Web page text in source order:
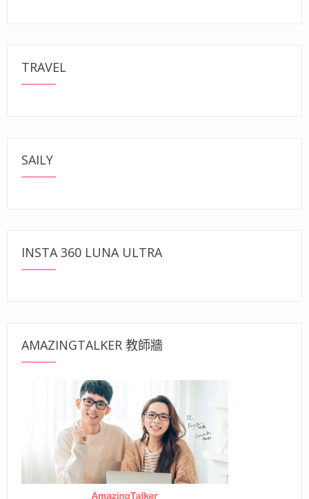
TRAVEL
SAILY
INSTA 360 LUNA ULTRA
AMAZINGTALKER 教師牆